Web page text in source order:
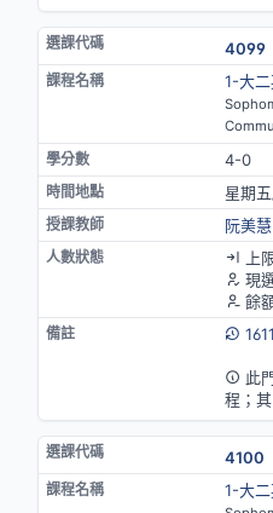
4099
1-大
4-0
星期
阮美慧
上
現
餘
此
程；
4100
1-大